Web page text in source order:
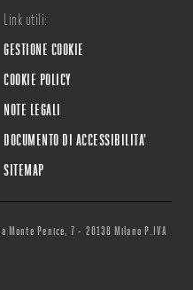
Link utili:
GESTIONE COOKIE
COOKIE POLICY
NOTE LEGALI
DOCUMENTO DI ACCESSIBILITA'
SITEMAP
Penice, 7 - 20138 Milano P.IVA